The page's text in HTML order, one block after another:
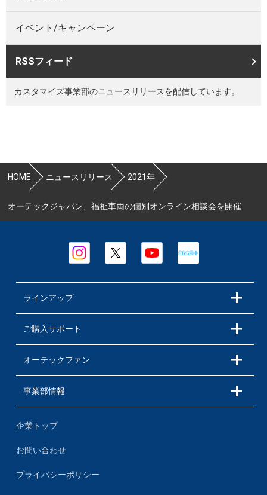
イベント/キャンペーン
RSSフィード
カスタマイズ事業部のニュースリリースを配信しています。
HOME ニュースリリース 2021年
オーテックジャパン、福祉車両の個別オンライン相談会を開催
ラインアップ
ご購入サポート
オーテックファン
事業部情報
企業トップ
お問い合わせ
プライバシーポリシー